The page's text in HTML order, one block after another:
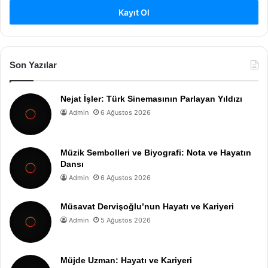
Kayıt Ol
Son Yazılar
Nejat İşler: Türk Sinemasının Parlayan Yıldızı
Admin 6 Ağustos 2026
Müzik Sembolleri ve Biyografi: Nota ve Hayatın
Dansı
Admin 6 Ağustos 2026
Müsavat Dervişoğlu’nun Hayatı ve Kariyeri
Admin 5 Ağustos 2026
Müjde Uzman: Hayatı ve Kariyeri